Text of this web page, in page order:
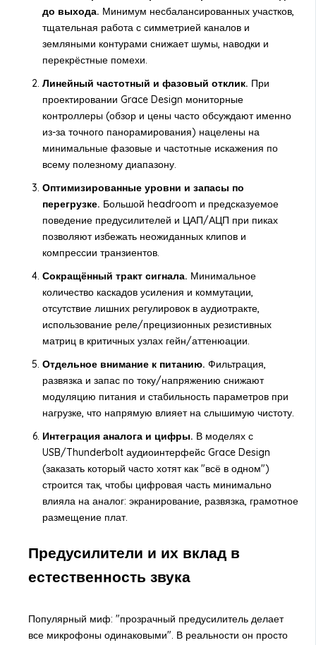
до выхода. Минимум несбалансированных участков,
тщательная работа с симметрией каналов и
земляными контурами снижает шумы, наводки и
перекрёстные помехи.
Линейный частотный и фазовый отклик. При
проектировании Grace Design мониторные
контроллеры (обзор и цены часто обсуждают именно
из-за точного панорамирования) нацелены на
минимальные фазовые и частотные искажения по
всему полезному диапазону.
Оптимизированные уровни и запасы по
перегрузке. Большой headroom и предсказуемое
поведение предусилителей и ЦАП/АЦП при пиках
позволяют избежать неожиданных клипов и
компрессии транзиентов.
Сокращённый тракт сигнала. Минимальное
количество каскадов усиления и коммутации,
отсутствие лишних регулировок в аудиотракте,
использование реле/прецизионных резистивных
матриц в критичных узлах гейн/аттенюации.
Отдельное внимание к питанию. Фильтрация,
развязка и запас по току/напряжению снижают
модуляцию питания и стабильность параметров при
нагрузке, что напрямую влияет на слышимую чистоту.
Интеграция аналога и цифры. В моделях с
USB/Thunderbolt аудиоинтерфейс Grace Design
(заказать который часто хотят как "всё в одном")
строится так, чтобы цифровая часть минимально
влияла на аналог: экранирование, развязка, грамотное
размещение плат.
Предусилители и их вклад в
естественность звука
Популярный миф: "прозрачный предусилитель делает
все микрофоны одинаковыми". В реальности он просто